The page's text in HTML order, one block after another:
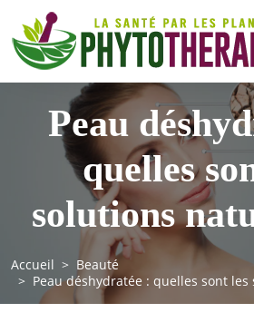
Peau
quelles
solutions
Accueil
Beauté
Peau déshydratée : quelles sont